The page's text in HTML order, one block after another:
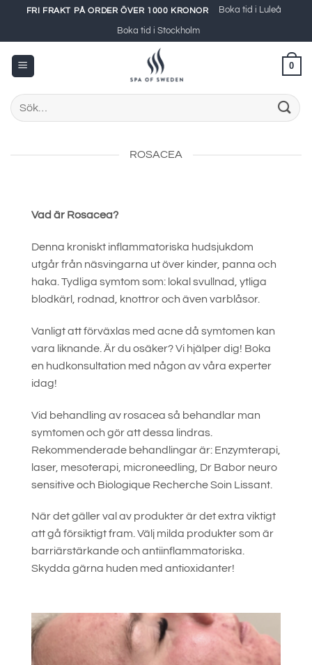
content
FRI FRAKT PÅ ORDER ÖVER 1000 KRONOR Boka tid i Luleå
Boka tid i Stockholm
0
Sök
efter:
ROSACEA
Vad är Rosacea?
Denna kroniskt inflammatoriska hudsjukdom
utgår från näsvingarna ut över kinder, panna och
haka. Tydliga symtom som: lokal svullnad, ytliga
blodkärl, rodnad, knottror och även varblåsor.
Vanligt att förväxlas med acne då symtomen kan
vara liknande. Är du osäker? Vi hjälper dig! Boka
en hudkonsultation med någon av våra experter
idag!
Vid behandling av rosacea så behandlar man
symtomen och gör att dessa lindras.
Rekommenderade behandlingar är: Enzymterapi,
laser, mesoterapi, microneedling, Dr Babor neuro
sensitive och Biologique Recherche Soin Lissant.
När det gäller val av produkter är det extra viktigt
att gå försiktigt fram. Välj milda produkter som är
barriärstärkande och antiinflammatoriska.
Skydda gärna huden med antioxidanter!